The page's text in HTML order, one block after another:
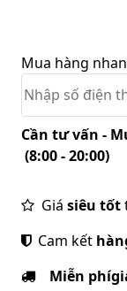
Mua hàng
Cần tư vấn -
(8:00 - 20:00)
Giá siêu tốt
Cam kết
Miễn phí